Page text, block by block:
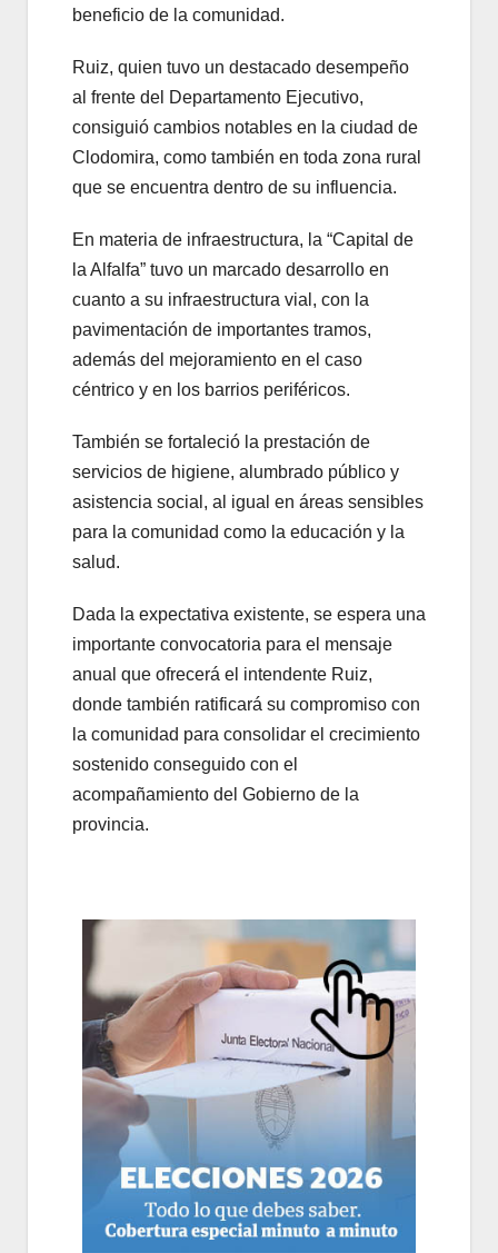
beneficio de la comunidad.
Ruiz, quien tuvo un destacado desempeño
al frente del Departamento Ejecutivo,
consiguió cambios notables en la ciudad de
Clodomira, como también en toda zona rural
que se encuentra dentro de su influencia.
En materia de infraestructura, la “Capital de
la Alfalfa” tuvo un marcado desarrollo en
cuanto a su infraestructura vial, con la
pavimentación de importantes tramos,
además del mejoramiento en el caso
céntrico y en los barrios periféricos.
También se fortaleció la prestación de
servicios de higiene, alumbrado público y
asistencia social, al igual en áreas sensibles
para la comunidad como la educación y la
salud.
Dada la expectativa existente, se espera una
importante convocatoria para el mensaje
anual que ofrecerá el intendente Ruiz,
donde también ratificará su compromiso con
la comunidad para consolidar el crecimiento
sostenido conseguido con el
acompañamiento del Gobierno de la
provincia.